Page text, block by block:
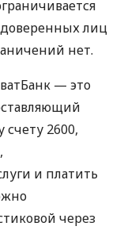
лиц
нет.
— это
2600,
и платить
через